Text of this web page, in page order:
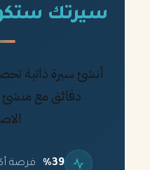
سيرتك
دقائق مع منشئ
%39 فرصة